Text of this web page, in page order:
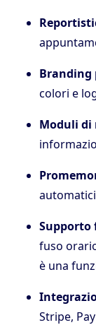
Branding
colori e
Moduli di
Supporto
fuso
è una
Stripe,